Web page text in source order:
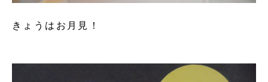
きょうはお月見！